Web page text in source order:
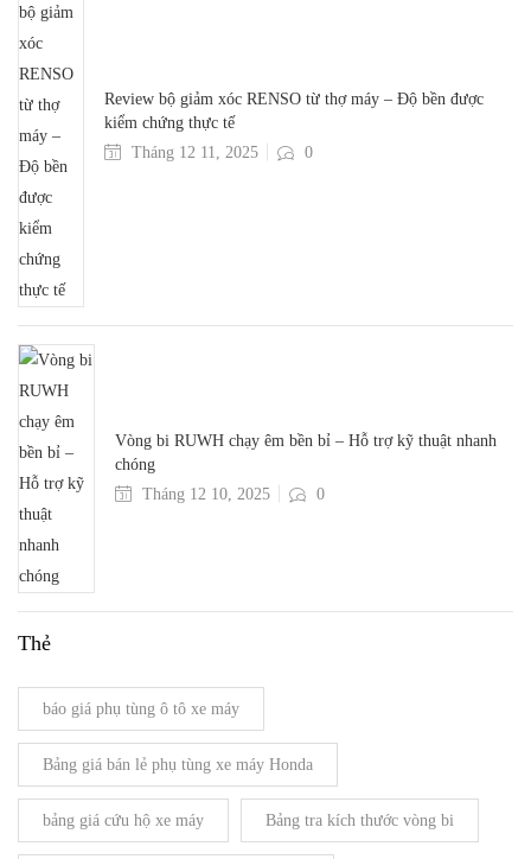
Review bộ giảm xóc RENSO từ thợ máy – Độ bền được
kiểm chứng thực tế
Tháng 12 11, 2025
0
Vòng bi RUWH chạy êm bền bỉ – Hỗ trợ kỹ thuật nhanh
chóng
Tháng 12 10, 2025
0
Thẻ
báo giá phụ tùng ô tô xe máy
Bảng giá bán lẻ phụ tùng xe máy Honda
bảng giá cứu hộ xe máy Bảng tra kích thước vòng bi